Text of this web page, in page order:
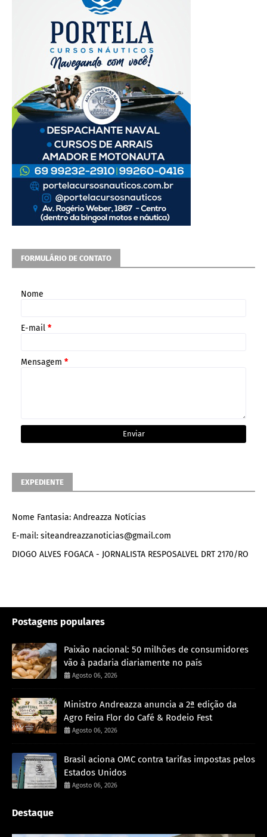
FORMULÁRIO DE CONTATO
Nome
E-mail *
Mensagem *
EXPEDIENTE
Nome Fantasia: Andreazza Notícias
E-mail: siteandreazzanoticias@gmail.com
DIOGO ALVES FOGACA - JORNALISTA RESPOSALVEL DRT 2170/RO
Postagens populares
Paixão nacional: 50 milhões de consumidores
vão à padaria diariamente no país
Agosto 06, 2026
Ministro Andreazza anuncia a 2ª edição da
Agro Feira Flor do Café & Rodeio Fest
Agosto 06, 2026
Brasil aciona OMC contra tarifas impostas pelos
Estados Unidos
Agosto 06, 2026
Destaque